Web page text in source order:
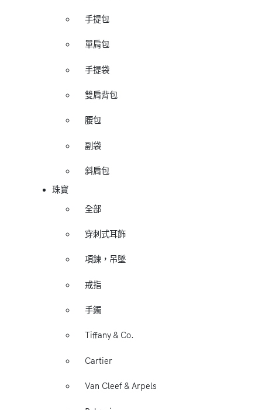
手提包
單肩包
手提袋
雙肩背包
腰包
副袋
斜肩包
珠寶
全部
穿刺式耳飾
項鍊，吊墜
戒指
手鐲
Tiffany & Co.
Cartier
Van Cleef & Arpels